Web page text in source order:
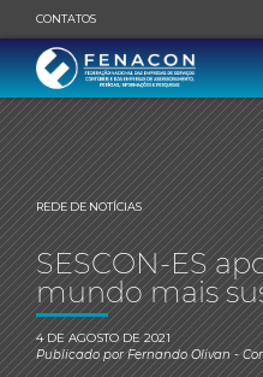
CONTATOS
REDE DE NOTÍCIAS
SESCON-ES
mundo mais
4 DE AGOSTO DE 2021
Publicado porFernando Olivan-